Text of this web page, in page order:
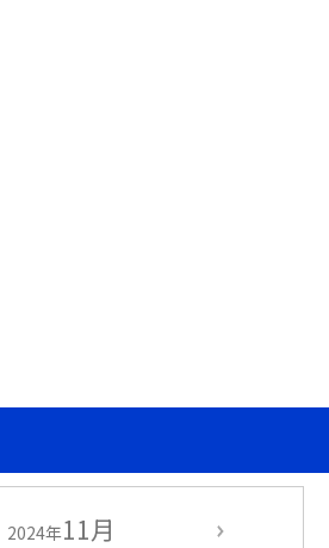
2024年11月